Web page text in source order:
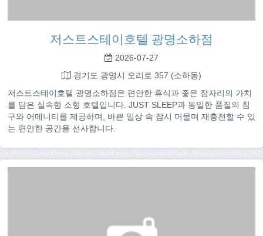
저스트스테이호텔 광명소하점
2026-07-27
경기도 광명시 오리로 357 (소하동)
저스트스테이호텔 광명소하점은 편안한 휴식과 좋은 잠자리의 가치
를 담은 실속형 소형 호텔입니다. JUST SLEEP과 동일한 품질의 침
구와 어메니티를 제공하며, 바쁜 일상 속 잠시 머물며 재충전할 수 있
는 편안한 공간을 선사합니다.